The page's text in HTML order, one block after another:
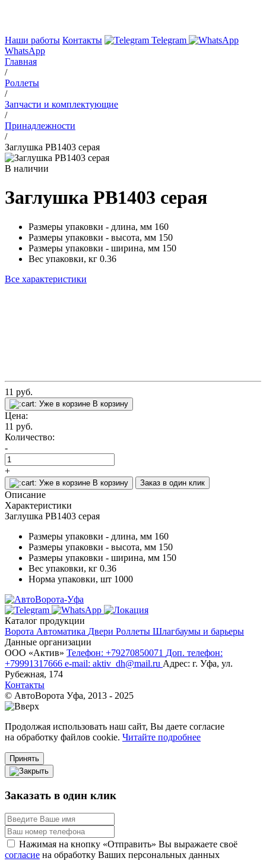
Наши работы Контакты
Telegram
WhatsApp
Главная
/
Роллеты
/
Запчасти и комплектующие
/
Принадлежности
/
Заглушка PB1403 серая
В наличии
Заглушка PB1403 серая
Размеры упаковки - длина, мм 160
Размеры упаковки - высота, мм 150
Размеры упаковки - ширина, мм 150
Вес упаковки, кг 0.36
Все характеристики
11 руб.
Уже в корзине В корзину
Цена:
11 руб.
Количество:
-
+
Уже в корзине В корзину Заказ в один клик
Описание
Характеристики
Заглушка PB1403 серая
Размеры упаковки - длина, мм 160
Размеры упаковки - высота, мм 150
Размеры упаковки - ширина, мм 150
Вес упаковки, кг 0.36
Норма упаковки, шт 1000
Каталог продукции
Ворота Автоматика Двери Роллеты Шлагбаумы и барьеры
Данные организации
ООО «‎Актив»‎ Телефон: +79270850071 Доп. телефон:
+79991317666 e-mail: aktiv_dh@mail.ru Адрес: г. Уфа, ул.
Рубежная, 174
Контакты
© АвтоВорота Уфа, 2013 - 2025
Продолжая использовать наш сайт, Вы даете согласие
на обработку файлов cookie. Читайте подробнее
Принять
Заказать в один клик
Нажимая на кнопку «Отправить» Вы выражаете своё
согласие на обработку Ваших персональных данных